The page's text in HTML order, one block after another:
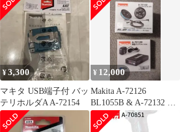
¥3,300
マキタ USB端子付 バッ
テリホルダA A-72154
¥ 12,000
Makita A-72126
BL1055B & A-72132 セ
ット